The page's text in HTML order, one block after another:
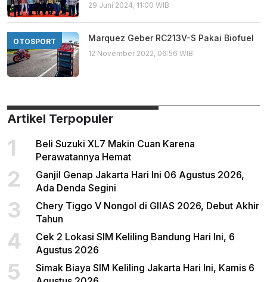
29 Juni 2024, 11:00 WIB
OTOSPORT Marquez Geber RC213V-S Pakai Biofuel
12 November 2022, 06:56 WIB
Artikel Terpopuler
1
Beli Suzuki XL7 Makin Cuan Karena
Perawatannya Hemat
2
Ganjil Genap Jakarta Hari Ini 06 Agustus 2026,
Ada Denda Segini
3
Chery Tiggo V Nongol di GIIAS 2026, Debut Akhir
Tahun
4
Cek 2 Lokasi SIM Keliling Bandung Hari Ini, 6
Agustus 2026
5
Simak Biaya SIM Keliling Jakarta Hari Ini, Kamis 6